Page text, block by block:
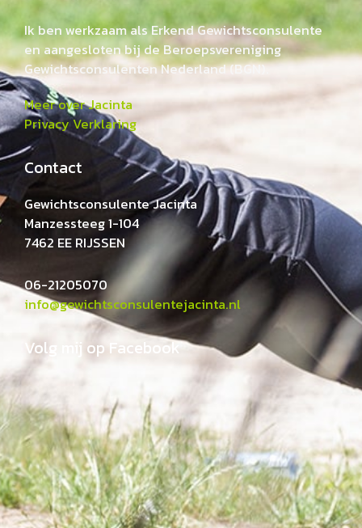
Ik ben werkzaam als Erkend Gewichtsconsulente
en aangesloten bij de Beroepsvereniging
Gewichtsconsulenten Nederland (BGN).
Meer over Jacinta
Privacy Verklaring
Contact
Gewichtsconsulente Jacinta
Manzessteeg 1-104
7462 EE RIJSSEN
06-21205070
info@gewichtsconsulentejacinta.nl
Volg mij op Facebook